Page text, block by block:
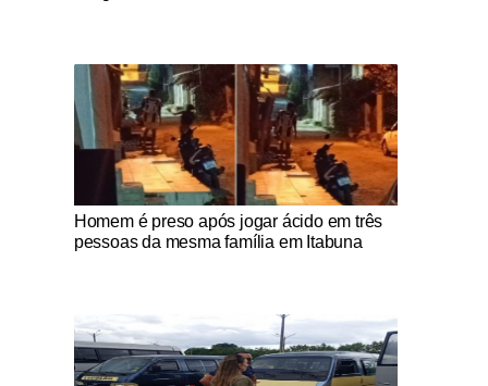
Notícias Católicas
Homem é preso após jogar ácido em três
pessoas da mesma família em Itabuna